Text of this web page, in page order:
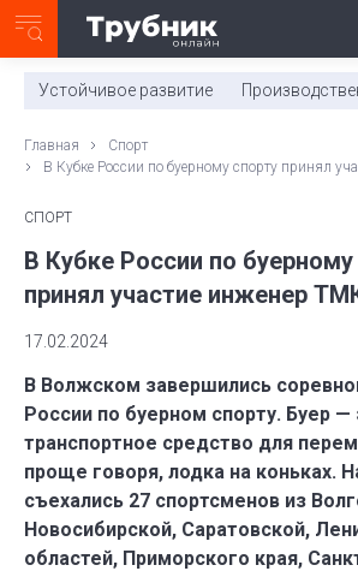
0:00/ 11:03
Устойчивое развитие
Главная
Спорт
В Кубке России по буерному спорту принял
СПОРТ
В Кубке России по буерному
принял участие инженер
17.02.2024
В Волжском завершились
России по буерном спорту. Буер —
транспортное средство для
проще говоря, лодка на коньках.
съехались 27 спортсменов из
Новосибирской, Саратовской,
областей, Приморского края,